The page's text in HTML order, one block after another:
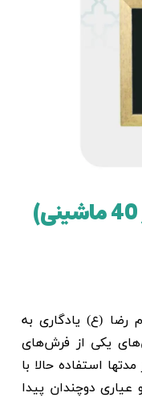
تابلو فرش متبرک (40 در 40 ماشینی)
در 40) حرم امام رضا (ع) یادگاری به
یکی از فرش‌های
استفاده حالا با
عیاری دوچندان پیدا